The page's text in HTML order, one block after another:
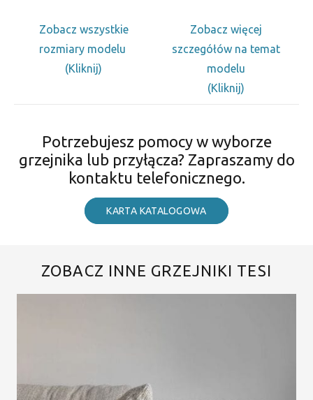
Zobacz wszystkie
rozmiary modelu
(Kliknij)
Zobacz więcej
szczegółów na temat
modelu
(Kliknij)
Potrzebujesz pomocy w wyborze
grzejnika lub przyłącza? Zapraszamy do
kontaktu telefonicznego.
KARTA KATALOGOWA
ZOBACZ INNE GRZEJNIKI TESI